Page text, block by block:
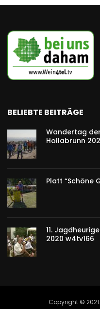
BELIEBTE BEITRÄGE
Wandertag
Hollabrunn
Platt “Schöne
11.
2020 w4tv166
Copyright ©